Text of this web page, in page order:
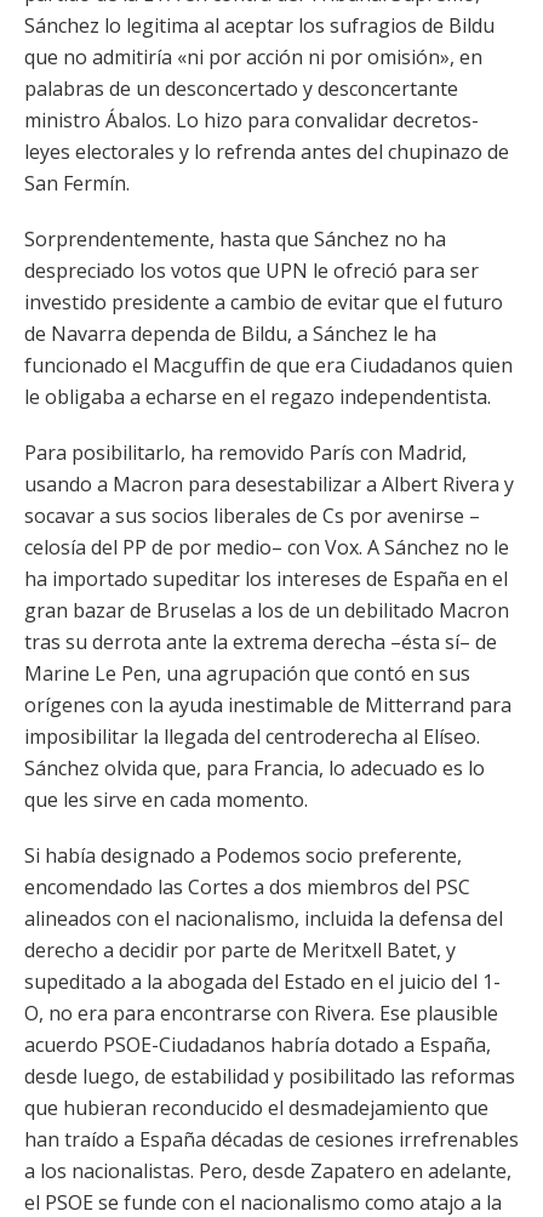
Sánchez lo legitima al aceptar los sufragios de Bildu
que no admitiría «ni por acción ni por omisión», en
palabras de un desconcertado y desconcertante
ministro Ábalos. Lo hizo para convalidar decretos-
leyes electorales y lo refrenda antes del chupinazo de
San Fermín.
Sorprendentemente, hasta que Sánchez no ha
despreciado los votos que UPN le ofreció para ser
investido presidente a cambio de evitar que el futuro
de Navarra dependa de Bildu, a Sánchez le ha
funcionado el Macguffin de que era Ciudadanos quien
le obligaba a echarse en el regazo independentista.
Para posibilitarlo, ha removido París con Madrid,
usando a Macron para desestabilizar a Albert Rivera y
socavar a sus socios liberales de Cs por avenirse –
celosía del PP de por medio– con Vox. A Sánchez no le
ha importado supeditar los intereses de España en el
gran bazar de Bruselas a los de un debilitado Macron
tras su derrota ante la extrema derecha –ésta sí– de
Marine Le Pen, una agrupación que contó en sus
orígenes con la ayuda inestimable de Mitterrand para
imposibilitar la llegada del centroderecha al Elíseo.
Sánchez olvida que, para Francia, lo adecuado es lo
que les sirve en cada momento.
Si había designado a Podemos socio preferente,
encomendado las Cortes a dos miembros del PSC
alineados con el nacionalismo, incluida la defensa del
derecho a decidir por parte de Meritxell Batet, y
supeditado a la abogada del Estado en el juicio del 1-
O, no era para encontrarse con Rivera. Ese plausible
acuerdo PSOE-Ciudadanos habría dotado a España,
desde luego, de estabilidad y posibilitado las reformas
que hubieran reconducido el desmadejamiento que
han traído a España décadas de cesiones irrefrenables
a los nacionalistas. Pero, desde Zapatero en adelante,
el PSOE se funde con el nacionalismo como atajo a la